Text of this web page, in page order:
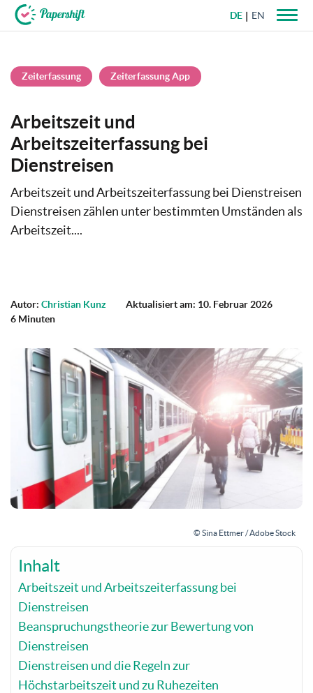
DE EN
Zeiterfassung Zeiterfassung App
Arbeitszeit und
Arbeitszeiterfassung bei
Dienstreisen
Arbeitszeit und Arbeitszeiterfassung bei Dienstreisen
Dienstreisen zählen unter bestimmten Umständen als
Arbeitszeit....
Autor: Christian Kunz
Aktualisiert am: 10. Februar 2026
6 Minuten
© Sina Ettmer / Adobe Stock
Inhalt
Arbeitszeit und Arbeitszeiterfassung bei
Dienstreisen
Beanspruchungstheorie zur Bewertung von
Dienstreisen
Dienstreisen und die Regeln zur
Höchstarbeitszeit und zu Ruhezeiten